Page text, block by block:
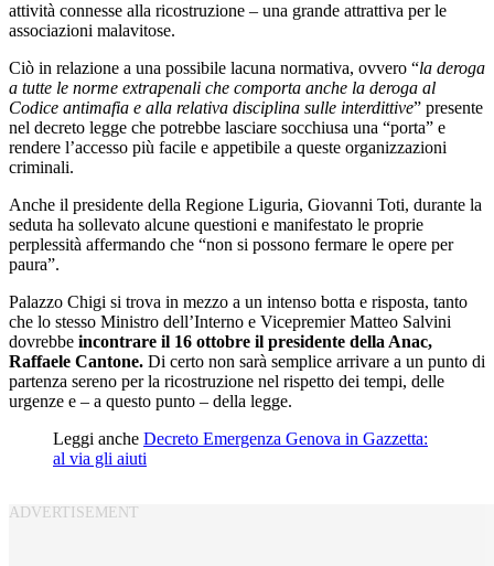
attività connesse alla ricostruzione – una grande attrattiva per le
associazioni malavitose.
Ciò in relazione a una possibile lacuna normativa, ovvero “la deroga
a tutte le norme extrapenali che comporta anche la deroga al
Codice antimafia e alla relativa disciplina sulle interdittive” presente
nel decreto legge che potrebbe lasciare socchiusa una “porta” e
rendere l’accesso più facile e appetibile a queste organizzazioni
criminali.
Anche il presidente della Regione Liguria, Giovanni Toti, durante la
seduta ha sollevato alcune questioni e manifestato le proprie
perplessità affermando che “non si possono fermare le opere per
paura”.
Palazzo Chigi si trova in mezzo a un intenso botta e risposta, tanto
che lo stesso Ministro dell’Interno e Vicepremier Matteo Salvini
dovrebbe incontrare il 16 ottobre il presidente della Anac,
Raffaele Cantone. Di certo non sarà semplice arrivare a un punto di
partenza sereno per la ricostruzione nel rispetto dei tempi, delle
urgenze e – a questo punto – della legge.
Leggi anche Decreto Emergenza Genova in Gazzetta:
al via gli aiuti